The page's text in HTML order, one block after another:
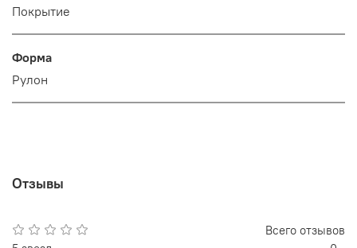
Покрытие
Форма
Рулон
Отзывы
Всего отзывов